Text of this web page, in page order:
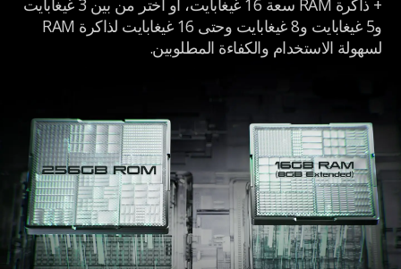
+ ذاكرة RAM سعة 16 غيغابايت، أو اختر من بين 3 غيغابايت
و5 غيغابايت و8 غيغابايت وحتى 16 غيغابايت لذاكرة RAM
لسهولة الاستخدام والكفاءة المطلوبين.